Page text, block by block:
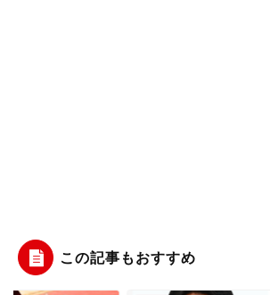
この記事もおすすめ